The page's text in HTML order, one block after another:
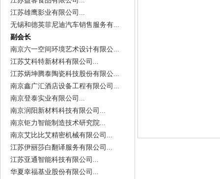
江苏雄鹰影业有限公司...
无锡和德英菲尼迪汽车销售服务有...
副会长
南京六一空间环境艺术设计有限公...
江苏艾科特新材科有限公司...
江苏炳坤腾泰陶瓷科技股份有限公...
南京鑫广汇酒店设备工程有限公司...
南京登泰实业有限公司...
南京润阳新材料科技有限公司...
南京钜力智能制造技术研究院...
南京艾比比艾精密机械有限公司...
江苏伊丽莎白翻译服务有限公司...
江苏亚通智能科技有限公司...
华夏幸福基业股份有限公司...